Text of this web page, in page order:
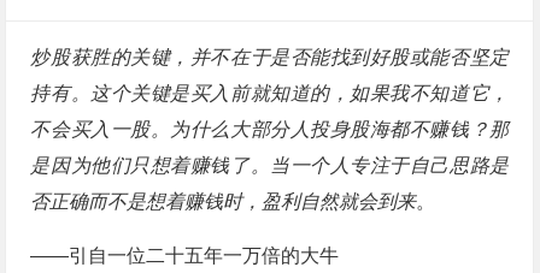
炒股获胜的关键，并不在于是否能找到好股或能否坚定
持有。这个关键是买入前就知道的，如果我不知道它，
不会买入一股。为什么大部分人投身股海都不赚钱？那
是因为他们只想着赚钱了。当一个人专注于自己思路是
否正确而不是想着赚钱时，盈利自然就会到来。
——引自一位二十五年一万倍的大牛